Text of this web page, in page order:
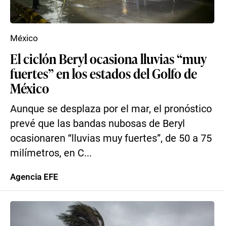
El ciclón Beryl ocasiona lluvias “muy
fuertes” en los estados del Golfo de
México
Aunque se desplaza por el mar, el pronóstico
prevé que las bandas nubosas de Beryl
ocasionaren “lluvias muy fuertes”, de 50 a 75
milímetros, en C...
México
Agencia EFE